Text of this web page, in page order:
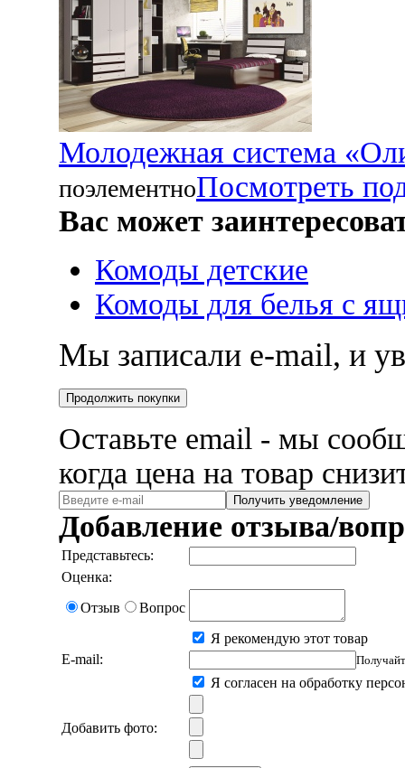
Молодежная система
поэлементноПосмотреть
Вас может
Комоды детские
Комоды для белья с
Мы записали e-mail, и
Продолжить покупки
Оставьте email - мы
когда цена на товар
Получить уведомление
Добавление отзыва/
Представьтесь:
Оценка:
Отзыв
Вопрос
Я рекомендую этот товар
E-mail:
Я согласен на обработку
Добавить фото: